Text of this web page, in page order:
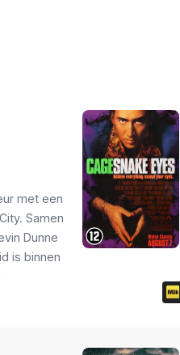
met een
Samen
Dunne
is binnen